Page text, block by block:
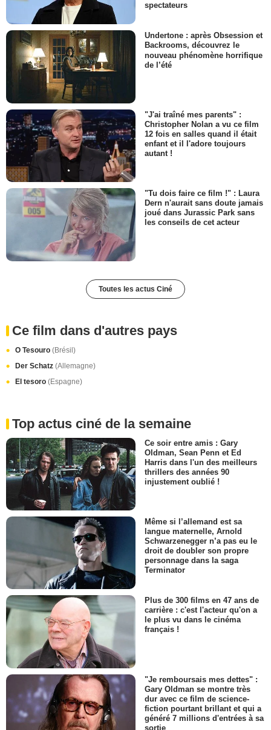
spectateurs
Undertone : après Obsession et
Backrooms, découvrez le
nouveau phénomène horrifique
de l’été
"J'ai traîné mes parents" :
Christopher Nolan a vu ce film
12 fois en salles quand il était
enfant et il l'adore toujours
autant !
"Tu dois faire ce film !" : Laura
Dern n'aurait sans doute jamais
joué dans Jurassic Park sans
les conseils de cet acteur
Toutes les actus Ciné
Ce film dans d'autres pays
O Tesouro (Brésil)
Der Schatz (Allemagne)
El tesoro (Espagne)
Top actus ciné de la semaine
Ce soir entre amis : Gary
Oldman, Sean Penn et Ed
Harris dans l'un des meilleurs
thrillers des années 90
injustement oublié !
Même si l’allemand est sa
langue maternelle, Arnold
Schwarzenegger n’a pas eu le
droit de doubler son propre
personnage dans la saga
Terminator
Plus de 300 films en 47 ans de
carrière : c'est l'acteur qu'on a
le plus vu dans le cinéma
français !
"Je remboursais mes dettes" :
Gary Oldman se montre très
dur avec ce film de science-
fiction pourtant brillant et qui a
généré 7 millions d'entrées à sa
sortie